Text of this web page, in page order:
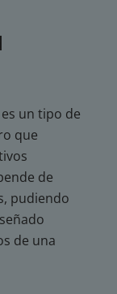
un tipo de
que
de
pudiendo
de una